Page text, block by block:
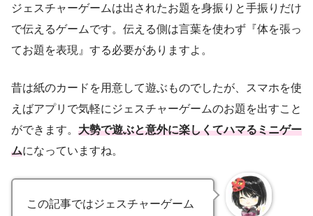
ジェスチャーゲームは出されたお題を身振りと手振りだけ
で伝えるゲームです。伝える側は言葉を使わず『体を張っ
てお題を表現』する必要がありますよ。
昔は紙のカードを用意して遊ぶものでしたが、スマホを使
えばアプリで気軽にジェスチャーゲームのお題を出すこと
ができます。 大勢で遊ぶと意外に楽しくてハマるミニゲー
ムになっていますね。
この記事ではジェスチャーゲーム